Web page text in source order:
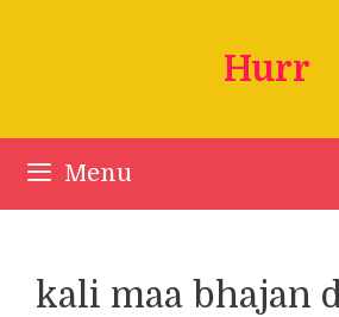
Hurr
Menu
kali maa bhajan